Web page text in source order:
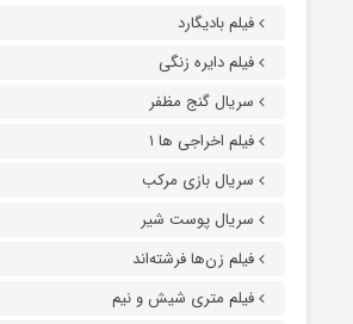
فیلم بادیگارد
فیلم دایره زنگی
سریال گنج مظفر
فیلم اخراجی ها ۱
سریال بازی مرکب
سریال پوست شیر
فیلم زن‌ها فرشته‌اند
فیلم متری شیش و نیم